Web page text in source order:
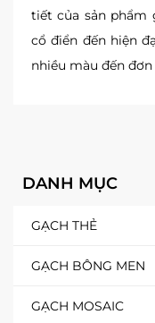
DANH MỤC
GẠCH THẺ
GẠCH BÔNG MEN
GẠCH MOSAIC
tiết của sản phẩm
cổ điển đến hiện
nhiều màu đến